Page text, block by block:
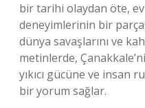
bir tarihi olaydan öte,
deneyimlerinin bir
dünya savaşlarını ve
metinlerde,
yıkıcı gücüne ve insan
bir yorum sağlar.